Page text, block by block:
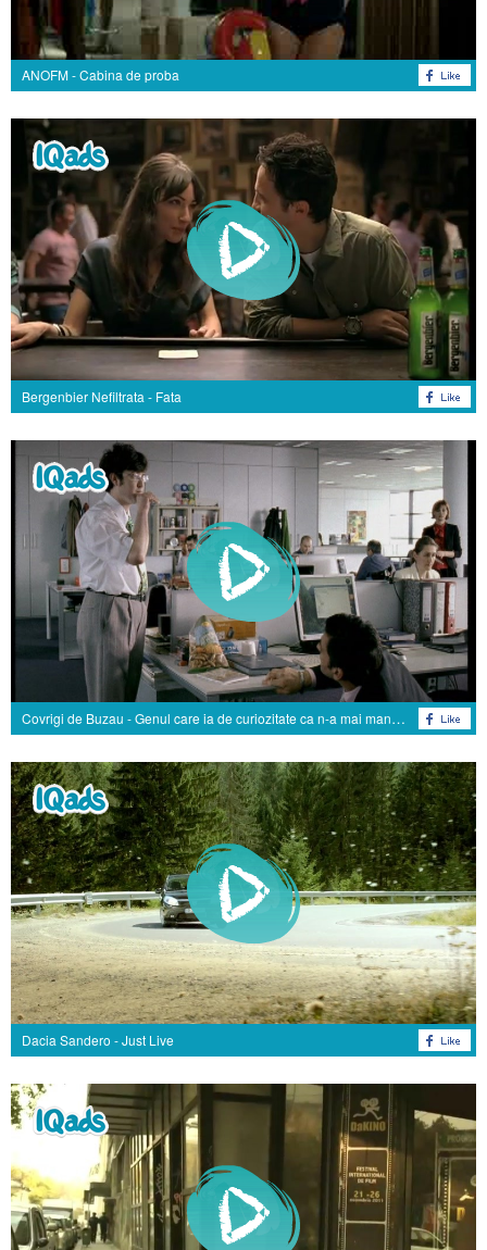
ANOFM - Cabina de proba
Bergenbier Nefiltrata - Fata
Covrigi de Buzau - Genul care ia de curiozitate ca n-a mai mancat fix din aia
Dacia Sandero - Just Live